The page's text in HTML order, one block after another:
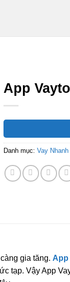
App
Danh mục: Vay Nhanh
gia tăng. App
tạp. Vậy App